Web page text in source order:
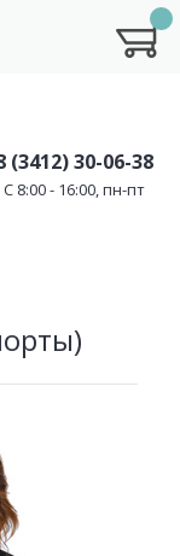
(3412) 30-06-38
C 8:00 - 16:00, пн-пт